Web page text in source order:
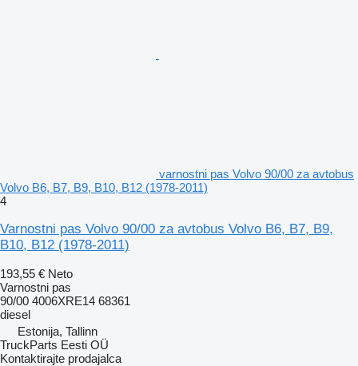
varnostni pas Volvo 90/00 za avtobus
Volvo B6, B7, B9, B10, B12 (1978-2011)
4
Varnostni pas Volvo 90/00 za avtobus Volvo B6, B7, B9,
B10, B12 (1978-2011)
193,55 € Neto
Varnostni pas
90/00 4006XRE14 68361
diesel
Estonija, Tallinn
TruckParts Eesti OÜ
Kontaktirajte prodajalca